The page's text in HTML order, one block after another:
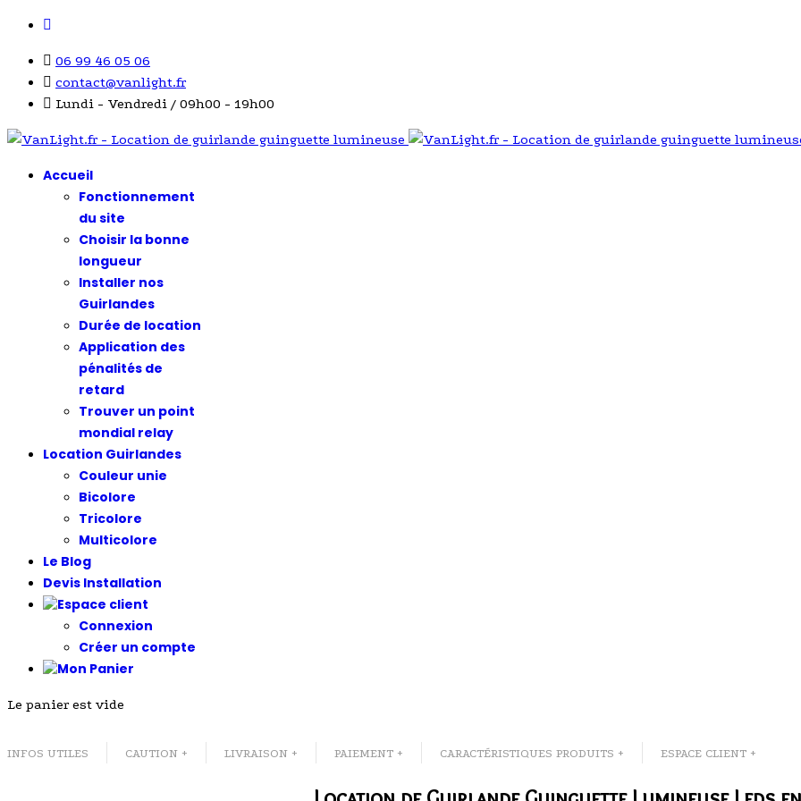
06 99 46 05 06
contact@vanlight.fr
Lundi - Vendredi / 09h00 - 19h00
Accueil
Fonctionnement
du site
Choisir la bonne
longueur
Installer nos
Guirlandes
Durée de location
Application des
pénalités de
retard
Trouver un point
mondial relay
Location Guirlandes
Couleur unie
Bicolore
Tricolore
Multicolore
Le Blog
Devis Installation
Connexion
Créer un compte
Le panier est vide
INFOS UTILES CAUTION + LIVRAISON + PAIEMENT + CARACTÉRISTIQUES PRODUITS + ESPACE CLIENT +